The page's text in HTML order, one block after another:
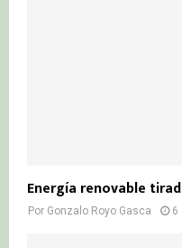
Energía renovable
Por Gonzalo Royo Gasca 6